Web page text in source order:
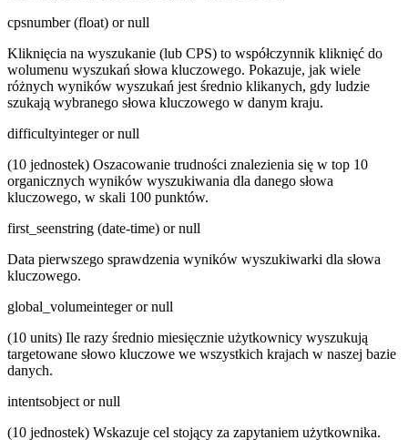
cpsnumber (float) or null
Kliknięcia na wyszukanie (lub CPS) to współczynnik kliknięć do
wolumenu wyszukań słowa kluczowego. Pokazuje, jak wiele
różnych wyników wyszukań jest średnio klikanych, gdy ludzie
szukają wybranego słowa kluczowego w danym kraju.
difficultyinteger or null
(10 jednostek) Oszacowanie trudności znalezienia się w top 10
organicznych wyników wyszukiwania dla danego słowa
kluczowego, w skali 100 punktów.
first_seenstring (date-time) or null
Data pierwszego sprawdzenia wyników wyszukiwarki dla słowa
kluczowego.
global_volumeinteger or null
(10 units) Ile razy średnio miesięcznie użytkownicy wyszukują
targetowane słowo kluczowe we wszystkich krajach w naszej bazie
danych.
intentsobject or null
(10 jednostek) Wskazuje cel stojący za zapytaniem użytkownika.